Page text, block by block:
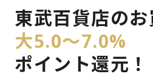
新規入会＆条
最大12,000pt
プレゼント！
東武百貨店の
大5.0～7.0%
ポイント還元！
モバイルの
最大5.0～5.5％
元！